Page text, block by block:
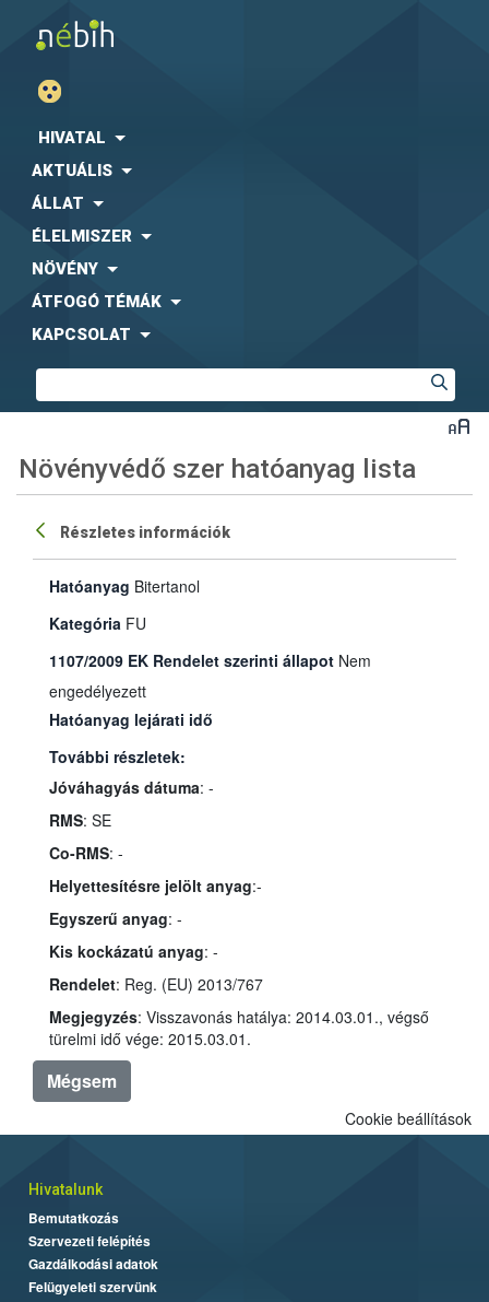
HIVATAL
AKTUÁLIS
ÁLLAT
ÉLELMISZER
NÖVÉNY
ÁTFOGÓ TÉMÁK
KAPCSOLAT
Növényvédő szer hatóanyag lista
Részletes információk
Hatóanyag Bitertanol
Kategória FU
1107/2009 EK Rendelet szerinti állapot
engedélyezett
Hatóanyag lejárati idő
További részletek:
Jóváhagyás dátuma: -
RMS: SE
Co-RMS: -
Helyettesítésre jelölt anyag:-
Egyszerű anyag: -
Kis kockázatú anyag: -
Rendelet: Reg. (EU) 2013/767
Megjegyzés: Visszavonás hatálya: 2014.03.01., végső
türelmi idő vége: 2015.03.01.
Mégsem
Cookie beállítások
Hivatalunk
Bemutatkozás
Szervezeti felépítés
Gazdálkodási adatok
Felügyeleti szervünk